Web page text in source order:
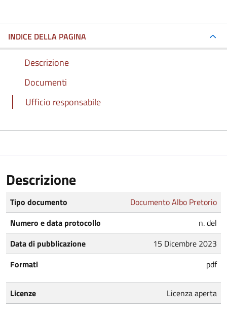
INDICE DELLA PAGINA
Descrizione
Documenti
Ufficio responsabile
Descrizione
Tipo documento
Documento Albo Pretorio
Numero e data protocollo
n. del
Data di pubblicazione
15 Dicembre 2023
Formati
pdf
Licenze Licenza aperta